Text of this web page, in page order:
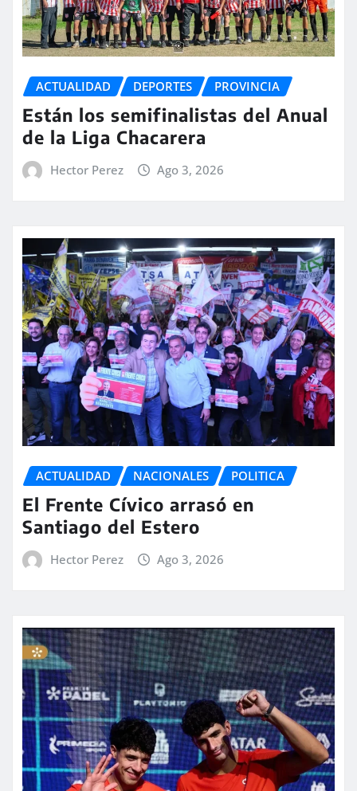
ACTUALIDAD DEPORTES PROVINCIA
Están los semifinalistas del Anual
de la Liga Chacarera
Hector Perez Ago 3, 2026
ACTUALIDAD NACIONALES POLITICA
El Frente Cívico arrasó en
Santiago del Estero
Hector Perez Ago 3, 2026